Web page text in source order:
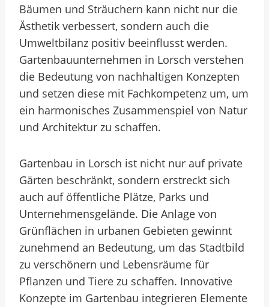
Bäumen und Sträuchern kann nicht nur die
Ästhetik verbessert, sondern auch die
Umweltbilanz positiv beeinflusst werden.
Gartenbauunternehmen in Lorsch verstehen
die Bedeutung von nachhaltigen Konzepten
und setzen diese mit Fachkompetenz um, um
ein harmonisches Zusammenspiel von Natur
und Architektur zu schaffen.
Gartenbau in Lorsch ist nicht nur auf private
Gärten beschränkt, sondern erstreckt sich
auch auf öffentliche Plätze, Parks und
Unternehmensgelände. Die Anlage von
Grünflächen in urbanen Gebieten gewinnt
zunehmend an Bedeutung, um das Stadtbild
zu verschönern und Lebensräume für
Pflanzen und Tiere zu schaffen. Innovative
Konzepte im Gartenbau integrieren Elemente